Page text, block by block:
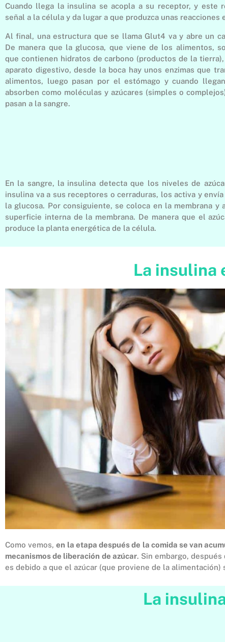
Cuando llega la insulina se acopla a su receptor, y este
señal a la célula y da lugar a que produzca unas reacciones
Al final, una estructura que se llama Glut4 va y abre un
De manera que la glucosa, que viene de los alimentos,
que contienen hidratos de carbono (productos de la
aparato digestivo, desde la boca hay unos enzimas que
alimentos, luego pasan por el estómago y cuando
absorben como moléculas y azúcares (simples o
pasan a la sangre.
En la sangre, la insulina detecta que los niveles de
insulina va a sus receptores o cerraduras, los activa y
la glucosa. Por consiguiente, se coloca en la membrana
superficie interna de la membrana. De manera que el
produce la planta energética de la célula.
La insulina
Como vemos,en la etapa después de la comida se van
mecanismos de liberación de azúcar. Sin embargo,
es debido a que el azúcar (que proviene de la alimentación)
La